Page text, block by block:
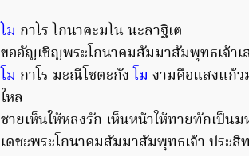
โม กาโร โกนาคะมโน นะลาฐิเต
ขออัญเชิญพระโกนาคมสัมมาสัมพุทธเจ้า
โม กาโร มะณีโชตะกัง โม งามคือแสงแก้
ไหล
ชายเห็นให้หลงรัก เห็นหน้าให้ทายทักเป็น
เดชะพระโกนาคมสัมมาสัมพุทธเจ้า ประสิ